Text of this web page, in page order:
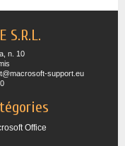
S.R.L.
n. 10
support.eu
Office